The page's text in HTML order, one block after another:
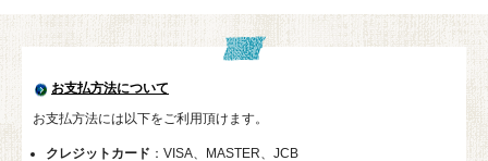
お支払方法について
お支払方法には以下をご利用頂けます。
クレジットカード ：VISA、MASTER、JCB